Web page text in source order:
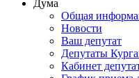
Дума
Общая
Новости
Ваш депутат
Депутаты
Кабинет